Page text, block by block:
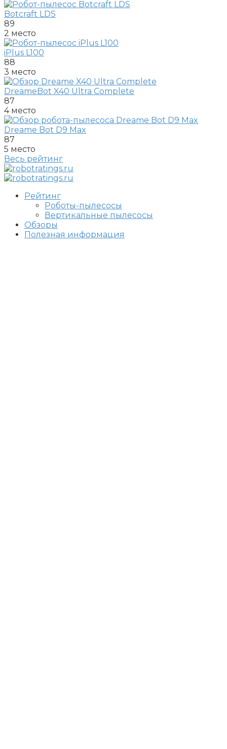
Botcraft LDS
89
2 место
iPlus L100
88
3 место
DreameBot X40 Ultra Complete
87
4 место
Dreame Bot D9 Max
87
5 место
Весь рейтинг
Рейтинг
Роботы-пылесосы
Вертикальные пылесосы
Обзоры
Полезная информация